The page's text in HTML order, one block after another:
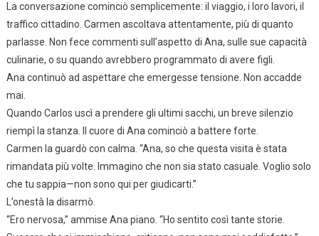
La conversazione cominciò semplicemente: il viaggio, i loro lavori, il
traffico cittadino. Carmen ascoltava attentamente, più di quanto
parlasse. Non fece commenti sull’aspetto di Ana, sulle sue capacità
culinarie, o su quando avrebbero programmato di avere figli.
Ana continuò ad aspettare che emergesse tensione. Non accadde
mai.
Quando Carlos uscì a prendere gli ultimi sacchi, un breve silenzio
riempì la stanza. Il cuore di Ana cominciò a battere forte.
Carmen la guardò con calma. “Ana, so che questa visita è stata
rimandata più volte. Immagino che non sia stato casuale. Voglio solo
che tu sappia—non sono qui per giudicarti.”
L’onestà la disarmò.
“Ero nervosa,” ammise Ana piano. “Ho sentito così tante storie.